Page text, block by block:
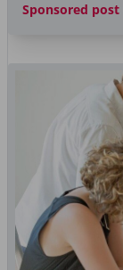
Sponsored post